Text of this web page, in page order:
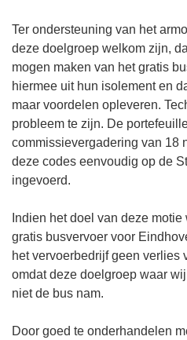
Ter ondersteuning van het
deze doelgroep welkom zijn,
mogen maken van het gratis
hiermee uit hun isolement en
maar voordelen opleveren.
probleem te zijn. De
commissievergadering van 18
deze codes eenvoudig op de
ingevoerd.
Indien het doel van deze
gratis busvervoer voor
het vervoerbedrijf geen verlies
omdat deze doelgroep waar
niet de bus nam.
Door goed te onderhandelen